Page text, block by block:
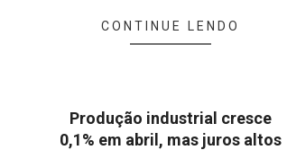
CONTINUE LENDO
Produção industrial cresce
0,1% em abril, mas juros altos